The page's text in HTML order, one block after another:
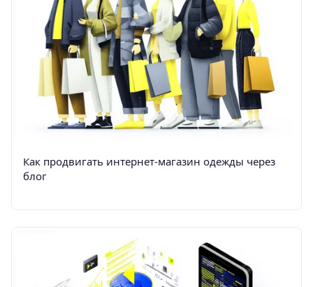
Как продвигать интернет-магазин одежды через
блог